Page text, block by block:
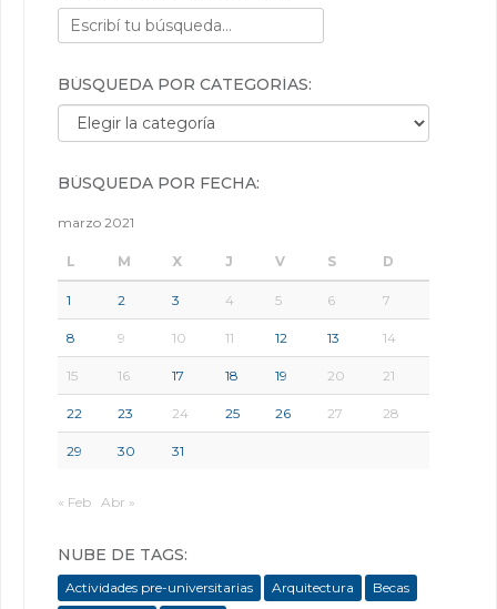
BÚSQUEDA POR CATEGORÍAS:
Búsqueda por categorías:
BÚSQUEDA POR FECHA:
marzo 2021
L M X J V S D
1 2 3 4 5 6 7
8 9 10 11 12 13 14
15 16 17 18 19 20 21
22 23 24 25 26 27 28
29 30 31
« Feb Abr »
NUBE DE TAGS:
Actividades pre-universitarias Arquitectura
Becas